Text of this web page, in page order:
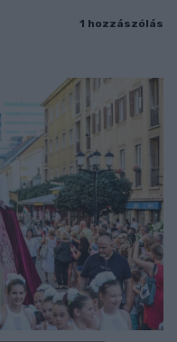
1 hozzászólás